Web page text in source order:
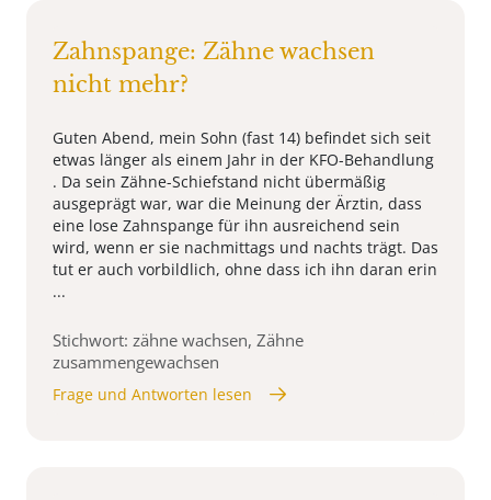
Zahnspange: Zähne wachsen
nicht mehr?
Guten Abend, mein Sohn (fast 14) befindet sich seit
etwas länger als einem Jahr in der KFO-Behandlung
. Da sein Zähne-Schiefstand nicht übermäßig
ausgeprägt war, war die Meinung der Ärztin, dass
eine lose Zahnspange für ihn ausreichend sein
wird, wenn er sie nachmittags und nachts trägt. Das
tut er auch vorbildlich, ohne dass ich ihn daran erin
...
Stichwort: zähne wachsen, Zähne
zusammengewachsen
Frage und Antworten lesen